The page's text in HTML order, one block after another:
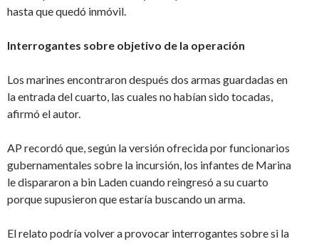
hasta que quedó inmóvil.
Interrogantes sobre objetivo de la operación
Los marines encontraron después dos armas guardadas en
la entrada del cuarto, las cuales no habían sido tocadas,
afirmó el autor.
AP recordó que, según la versión ofrecida por funcionarios
gubernamentales sobre la incursión, los infantes de Marina
le dispararon a bin Laden cuando reingresó a su cuarto
porque supusieron que estaría buscando un arma.
El relato podría volver a provocar interrogantes sobre si la